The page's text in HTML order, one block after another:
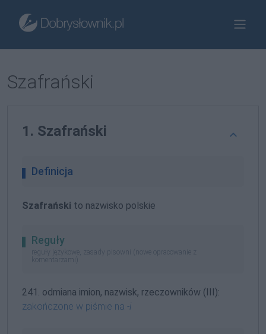
Szafrański
1. Szafrański
Definicja
Szafrański to nazwisko polskie
Reguły
reguły językowe, zasady pisowni (nowe opracowanie z
komentarzami)
241. odmiana imion, nazwisk, rzeczowników (III):
zakończone w piśmie na -i